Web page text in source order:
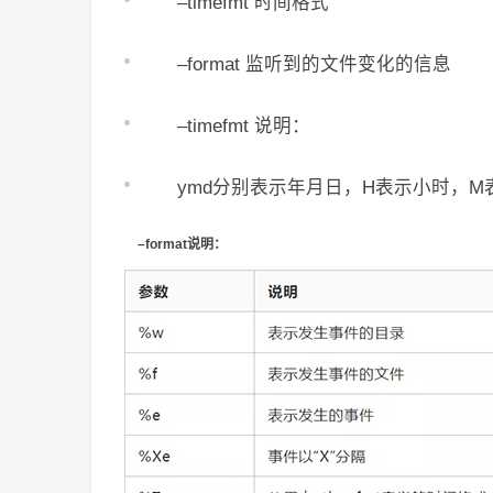
–format 监听到的文件变化的信息
–timefmt 说明：
ymd分别表示年月日，H表示小时，M
–format说明：